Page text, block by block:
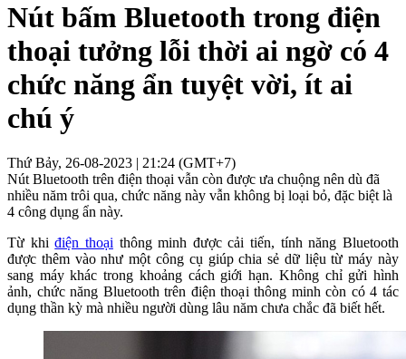
Nút bấm Bluetooth trong điện
thoại tưởng lỗi thời ai ngờ có 4
chức năng ẩn tuyệt vời, ít ai
chú ý
Thứ Bảy, 26-08-2023 | 21:24 (GMT+7)
Nút Bluetooth trên điện thoại vẫn còn được ưa chuộng nên dù đã
nhiều năm trôi qua, chức năng này vẫn không bị loại bỏ, đặc biệt là
4 công dụng ẩn này.
Từ khiđiện thoại thông minh được cải tiến, tính năng Bluetooth
được thêm vào như một công cụ giúp chia sẻ dữ liệu từ máy này
sang máy khác trong khoảng cách giới hạn. Không chỉ gửi hình
ảnh, chức năng Bluetooth trên điện thoại thông minh còn có 4 tác
dụng thần kỳ mà nhiều người dùng lâu năm chưa chắc đã biết hết.